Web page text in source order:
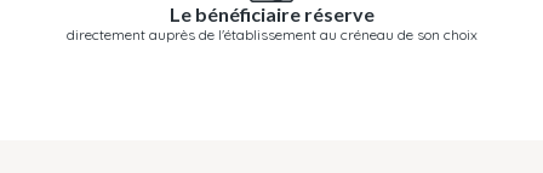
Le bénéficiaire réserve
directement auprès de l'établissement au créneau de son choix